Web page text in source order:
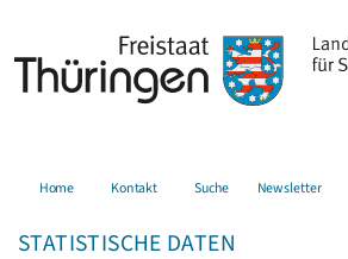
Home Kontakt Suche Newsletter
STATISTISCHE DATEN